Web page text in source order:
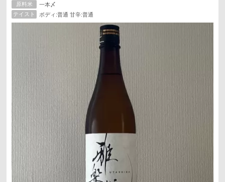
原料米
一本〆
テイスト
ボディ:普通 甘辛:普通